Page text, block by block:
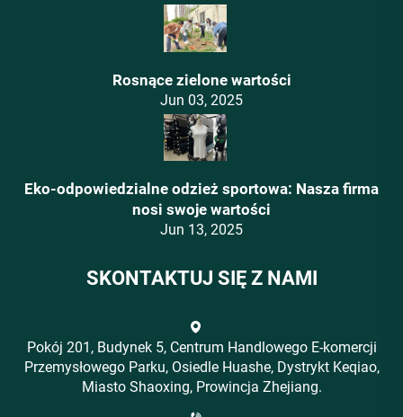
Rosnące zielone wartości
Jun 03, 2025
Eko-odpowiedzialne odzież sportowa: Nasza firma
nosi swoje wartości
Jun 13, 2025
SKONTAKTUJ SIĘ Z NAMI
Pokój 201, Budynek 5, Centrum Handlowego E-komercji
Przemysłowego Parku, Osiedle Huashe, Dystrykt Keqiao,
Miasto Shaoxing, Prowincja Zhejiang.